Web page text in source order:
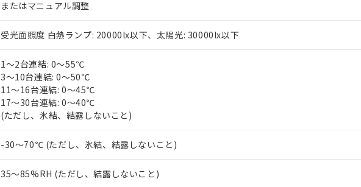
またはマニュアル調整
受光面照度 白熱ランプ: 20000lx以下、太陽光: 30000lx以下
1～2台連結: 0～55℃
3～10台連結: 0～50℃
11～16台連結: 0～45℃
17～30台連結: 0～40℃
(ただし、氷結、結露しないこと)
-30～70℃ (ただし、氷結、結露しないこと)
35～85%RH (ただし、結露しないこと)
す。
ている必要があります。
お客様が当ウェブサイト上で当社にご登録された部品リストについて、当社および
が、当社の製品・サービスに関するお客様との取引・商談に必要な範囲で利用する
さい。
※当社の共同利用者とは、
いる法人を指します。
※3 非含有証明書ダウンロード
下記の非含有証明書をダウンロードすることができます。
EU RoHS指令（10物質）の非含有証明書
51物質の非含有証明書（当社基準）
※本証明書は発行日時点で非含有を証明するもので、過去に遡って非含有を証明するも
また、RoHS指令のフタル酸エステル類４物質の対応では、対応完了までの期間は出
既に当社にて対応品への在庫切替を完了していることから、特段のことがない限り、
り割愛しております。
「10」：通常の使用状況下において有害物質が外部に漏えいし、環境に深刻な影響を及
味します。
－
在庫なし(最新の在庫状況については、お客様のお取引先、またはお客様担当
機器販売店・当社販売員にご確認ください)
空
白
受注生産機種、また在庫状況の情報を公開していない機種